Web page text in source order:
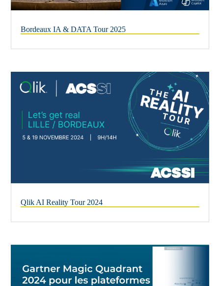
Bordeaux IA & DATA Tour 2025
Qlik AI Reality Tour 2024